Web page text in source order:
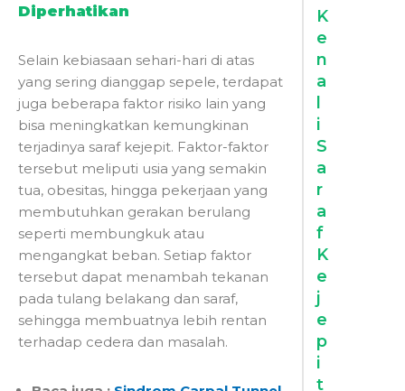
Diperhatikan
Selain kebiasaan sehari-hari di atas
yang sering dianggap sepele, terdapat
juga beberapa faktor risiko lain yang
bisa meningkatkan kemungkinan
terjadinya saraf kejepit. Faktor-faktor
tersebut meliputi usia yang semakin
tua, obesitas, hingga pekerjaan yang
membutuhkan gerakan berulang
seperti membungkuk atau
mengangkat beban. Setiap faktor
tersebut dapat menambah tekanan
pada tulang belakang dan saraf,
sehingga membuatnya lebih rentan
terhadap cedera dan masalah.
K
e
n
a
l
i
S
a
r
a
f
K
e
j
e
p
i
t